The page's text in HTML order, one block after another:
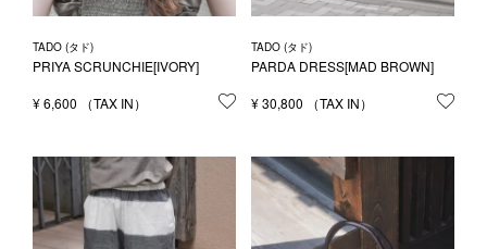
TADO (タド)
PRIYA SCRUNCHIE[IVORY]
¥6,600 お気に入りに登録する
TADO (タド)
PARDA DRESS[MAD BROWN]
¥30,800